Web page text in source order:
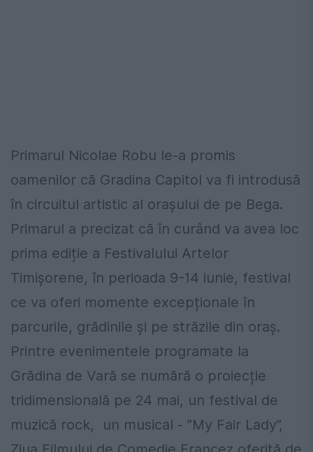
Primarul Nicolae Robu le-a promis
oamenilor că Gradina Capitol va fi introdusă
în circuitul artistic al orașului de pe Bega.
Primarul a precizat că în curând va avea loc
prima ediție a Festivalului Artelor
Timișorene, în perioada 9-14 iunie, festival
ce va oferi momente excepționale în
parcurile, grădinile și pe străzile din oraș.
Printre evenimentele programate la
Grădina de Vară se numără o proiecție
tridimensională pe 24 mai, un festival de
muzică rock, un musical - ”My Fair Lady”,